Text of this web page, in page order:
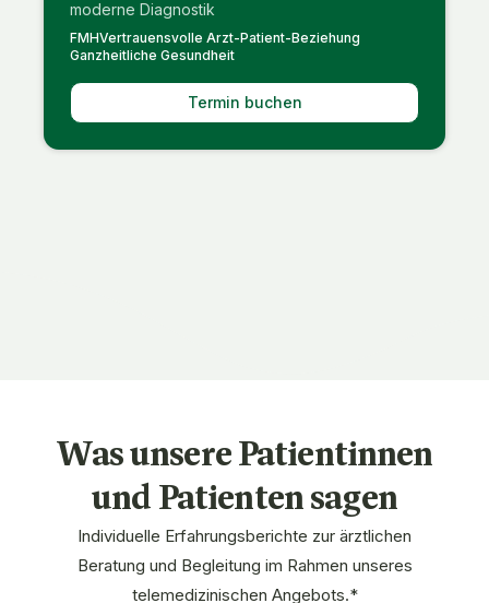
moderne Diagnostik
FMHVertrauensvolle Arzt-Patient-Beziehung
Ganzheitliche Gesundheit
Termin buchen
Was unsere Patientinnen
und Patienten sagen
Individuelle Erfahrungsberichte zur ärztlichen
Beratung und Begleitung im Rahmen unseres
telemedizinischen Angebots.*